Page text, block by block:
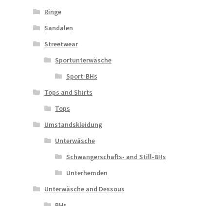
Ringe
Sandalen
Streetwear
Sportunterwäsche
Sport-BHs
Tops and Shirts
Tops
Umstandskleidung
Unterwäsche
Schwangerschafts- and Still-BHs
Unterhemden
Unterwäsche and Dessous